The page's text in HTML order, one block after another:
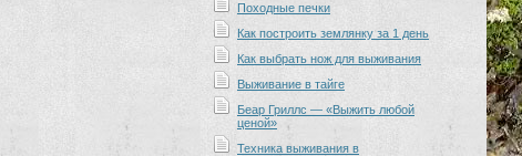
Походные печки
Как построить землянку за 1 день
Как выбрать нож для выживания
Выживание в тайге
Беар Гриллс — «Выжить любой
ценой»
Техника выживания в